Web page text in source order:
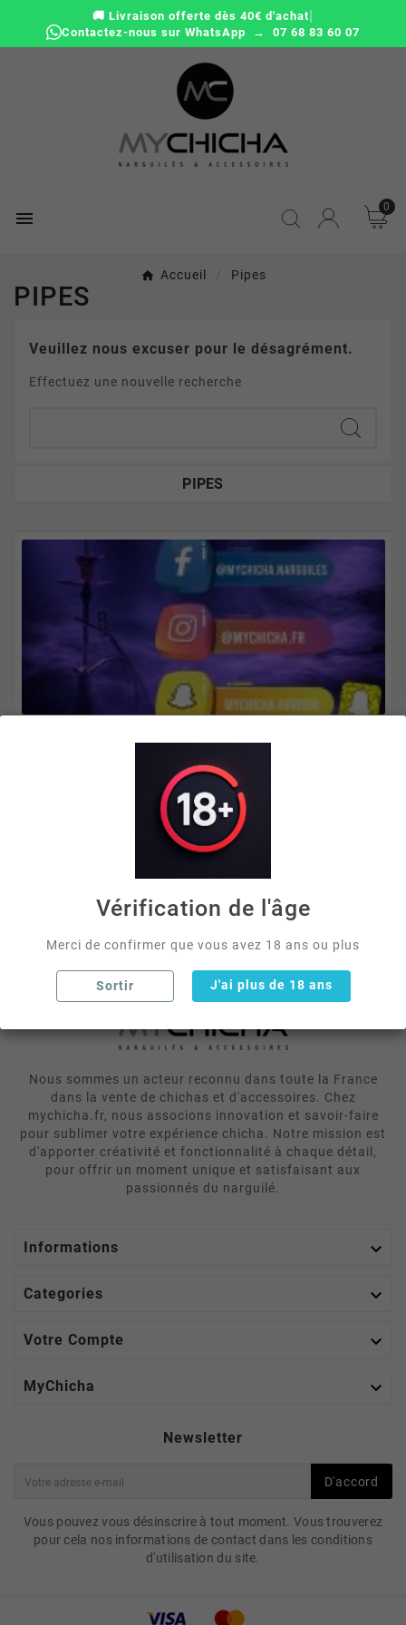
🚚 Livraison offerte dès 40€ d'achat|
Contactez-nous sur WhatsApp → 07 68 83 60 07

0
Accueil Pipes
PIPES
Veuillez nous excuser pour le désagrément.
Effectuez une nouvelle recherche
PIPES
May 14,2026
MyChicha sur votre smartphone : installez
notre app en 30 secondes
MyChicha est disponible comme application sur
votre smartphone. Installez notre boutique sur
votre ecran d accueil en quelques secondes grace
a la ...
 
Nous sommes un acteur reconnu dans toute la France
dans la vente de chichas et d'accessoires. Chez
mychicha.fr, nous associons innovation et savoir-faire
pour sublimer votre expérience chicha. Notre mission est
d'apporter créativité et fonctionnalité à chaque détail,
pour offrir un moment unique et satisfaisant aux
passionnés du narguilé.
Informations 
Categories 
Votre Compte 
MyChicha 
Newsletter
D'accord
Vous pouvez vous désinscrire à tout moment. Vous trouverez
pour cela nos informations de contact dans les conditions
d'utilisation du site.
Vérification de l'âge
Merci de confirmer que vous avez 18 ans ou plus
Sortir J'ai plus de 18 ans